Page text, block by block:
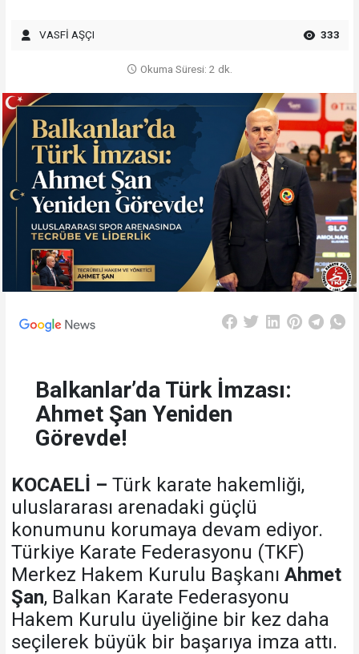
VASFİ AŞÇI 333
Okuma Süresi: 2 dk.
Balkanlar’da Türk İmzası:
Ahmet Şan Yeniden
Görevde!
KOCAELİ – Türk karate hakemliği,
uluslararası arenadaki güçlü
konumunu korumaya devam ediyor.
Türkiye Karate Federasyonu (TKF)
Merkez Hakem Kurulu Başkanı Ahmet
Şan, Balkan Karate Federasyonu
Hakem Kurulu üyeliğine bir kez daha
seçilerek büyük bir başarıya imza attı.